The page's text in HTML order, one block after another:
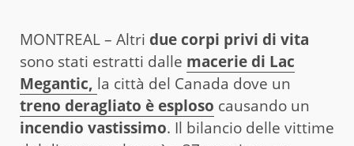
MONTREAL – Altri due corpi privi di vita
sono stati estratti dalle macerie di Lac
Megantic, la città del Canada dove un
treno deragliato è esploso causando un
incendio vastissimo. Il bilancio delle vittime